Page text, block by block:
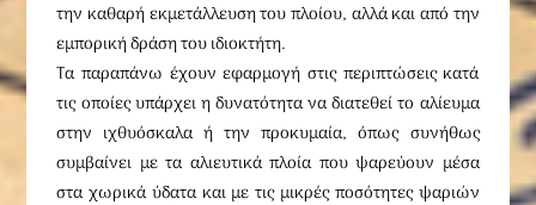
την καθαρή εκμετάλλευση του πλοίου, αλλά και από την
εμπορική δράση του ιδιοκτήτη.
Tα παραπάνω έχουν εφαρμογή στις περιπτώσεις κατά
τις οποίες υπάρχει η δυνατότητα να διατεθεί το αλίευμα
στην ιχθυόσκαλα ή την προκυμαία, όπως συνήθως
συμβαίνει με τα αλιευτικά πλοία που ψαρεύουν μέσα
στα χωρικά ύδατα και με τις μικρές ποσότητες ψαριών